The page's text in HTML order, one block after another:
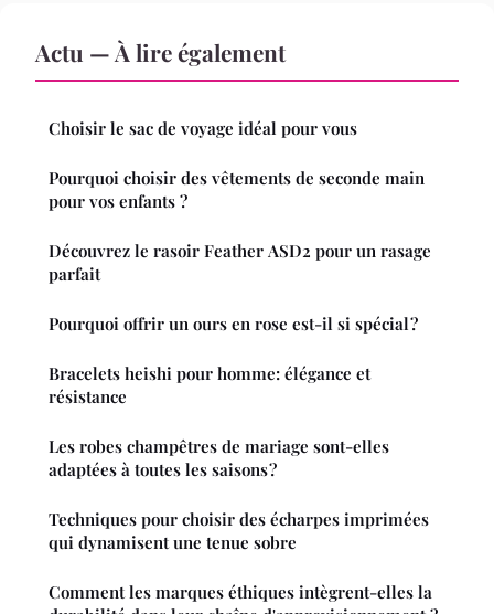
Actu — À lire également
Choisir le sac de voyage idéal pour vous
Pourquoi choisir des vêtements de seconde main
pour vos enfants ?
Découvrez le rasoir Feather ASD2 pour un rasage
parfait
Pourquoi offrir un ours en rose est-il si spécial ?
Bracelets heishi pour homme: élégance et
résistance
Les robes champêtres de mariage sont-elles
adaptées à toutes les saisons ?
Techniques pour choisir des écharpes imprimées
qui dynamisent une tenue sobre
Comment les marques éthiques intègrent-elles la